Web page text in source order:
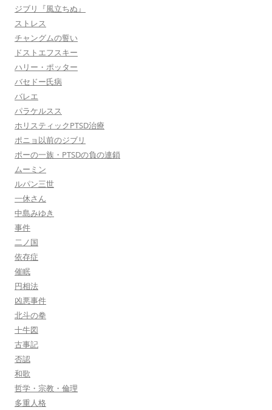
ジブリ『風立ちぬ』
ストレス
チャングムの誓い
ドストエフスキー
ハリー・ポッター
バセドー氏病
バレエ
パラケルスス
ホリスティックPTSD治療
ポニョ以前のジブリ
ポーの一族・PTSDの負の連鎖
ムーミン
ルパン三世
一休さん
中島みゆき
事件
二ノ国
依存症
催眠
円相法
凶悪事件
北斗の拳
十牛図
古事記
否認
和歌
哲学・宗教・倫理
多重人格